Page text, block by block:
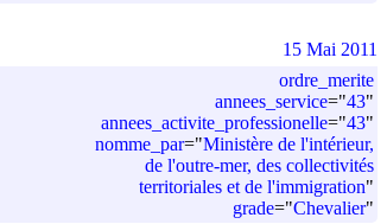
ordre_merite
annees_service="43"
annees_activite_professionelle="43"
nomme_par="Ministère de l'intérieur,
de l'outre-mer, des collectivités
territoriales et de l'immigration"
grade="Chevalier"
15 Mai 2011